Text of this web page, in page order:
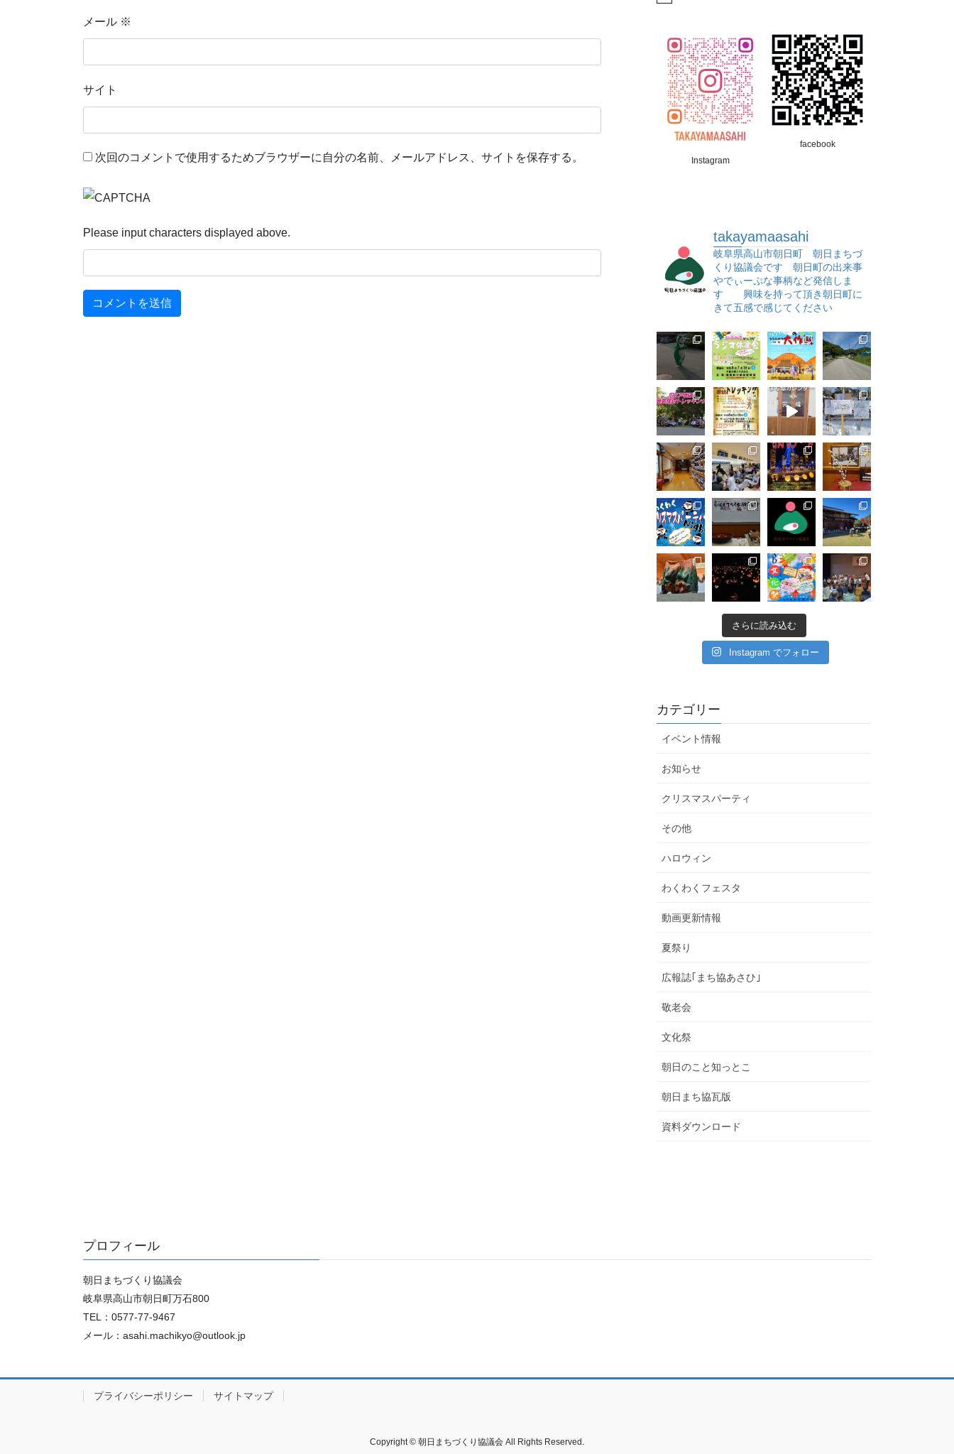
メール ※
サイト
次回のコメントで使用するためブラウザーに自分の名前、メールアドレス、サイトを保存する。
Please input characters displayed above.
Instagram
facebook
takayamaasahi
岐阜県高山市朝日町 朝日まちづ
くり協議会です 朝日町の出来事
やでぃーぷな事柄など発信しま
す 興味を持って頂き朝日町に
きて五感で感じてください
さらに読み込む
Instagram でフォロー
カテゴリー
イベント情報
お知らせ
クリスマスパーティ
その他
ハロウィン
わくわくフェスタ
動画更新情報
夏祭り
広報誌｢まち協あさひ｣
敬老会
文化祭
朝日のこと知っとこ
朝日まち協瓦版
資料ダウンロード
プロフィール
朝日まちづくり協議会
岐阜県高山市朝日町万石800
TEL：0577-77-9467
メール：asahi.machikyo@outlook.jp
プライバシーポリシー サイトマップ
Copyright © 朝日まちづくり協議会 All Rights Reserved.